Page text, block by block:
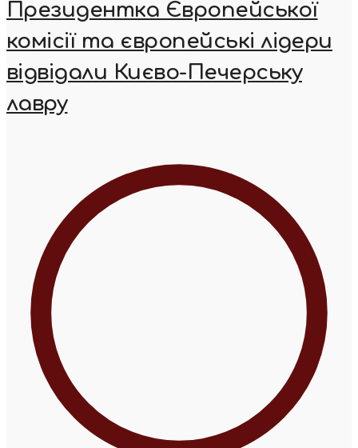
Президентка Європейської
комісії та європейські лідери
відвідали Києво-Печерську
лавру